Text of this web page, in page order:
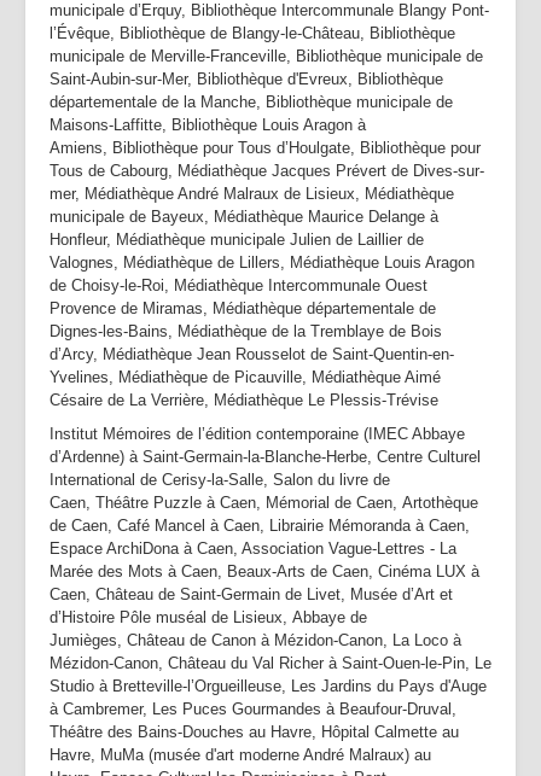
municipale d’Erquy, Bibliothèque Intercommunale Blangy Pont-
l’Évêque, Bibliothèque de Blangy-le-Château, Bibliothèque
municipale de Merville-Franceville, Bibliothèque municipale de
Saint-Aubin-sur-Mer, Bibliothèque d'Evreux, Bibliothèque
départementale de la Manche, Bibliothèque municipale de
Maisons-Laffitte, Bibliothèque Louis Aragon à
Amiens, Bibliothèque pour Tous d’Houlgate, Bibliothèque pour
Tous de Cabourg, Médiathèque Jacques Prévert de Dives-sur-
mer, Médiathèque André Malraux de Lisieux, Médiathèque
municipale de Bayeux, Médiathèque Maurice Delange à
Honfleur, Médiathèque municipale Julien de Laillier de
Valognes, Médiathèque de Lillers, Médiathèque Louis Aragon
de Choisy-le-Roi, Médiathèque Intercommunale Ouest
Provence de Miramas, Médiathèque départementale de
Dignes-les-Bains, Médiathèque de la Tremblaye de Bois
d’Arcy, Médiathèque Jean Rousselot de Saint-Quentin-en-
Yvelines, Médiathèque de Picauville, Médiathèque Aimé
Césaire de La Verrière, Médiathèque Le Plessis-Trévise
Institut Mémoires de l’édition contemporaine (IMEC Abbaye
d’Ardenne) à Saint-Germain-la-Blanche-Herbe, Centre Culturel
International de Cerisy-la-Salle, Salon du livre de
Caen, Théâtre Puzzle à Caen, Mémorial de Caen, Artothèque
de Caen, Café Mancel à Caen, Librairie Mémoranda à Caen,
Espace ArchiDona à Caen, Association Vague-Lettres - La
Marée des Mots à Caen, Beaux-Arts de Caen, Cinéma LUX à
Caen, Château de Saint-Germain de Livet, Musée d’Art et
d’Histoire Pôle muséal de Lisieux, Abbaye de
Jumièges, Château de Canon à Mézidon-Canon, La Loco à
Mézidon-Canon, Château du Val Richer à Saint-Ouen-le-Pin, Le
Studio à Bretteville-l’Orgueilleuse, Les Jardins du Pays d'Auge
à Cambremer, Les Puces Gourmandes à Beaufour-Druval,
Théâtre des Bains-Douches au Havre, Hôpital Calmette au
Havre, MuMa (musée d'art moderne André Malraux) au